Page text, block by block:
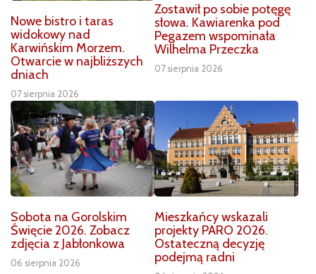
Nowe bistro i taras
widokowy nad
Karwińskim Morzem.
Otwarcie w najbliższych
dniach
07 sierpnia 2026
Zostawił po sobie potęgę
słowa. Kawiarenka pod
Pegazem wspominała
Wilhelma Przeczka
07 sierpnia 2026
Sobota na Gorolskim
Święcie 2026. Zobacz
zdjęcia z Jabłonkowa
06 sierpnia 2026
Mieszkańcy wskazali
projekty PARO 2026.
Ostateczną decyzję
podejmą radni